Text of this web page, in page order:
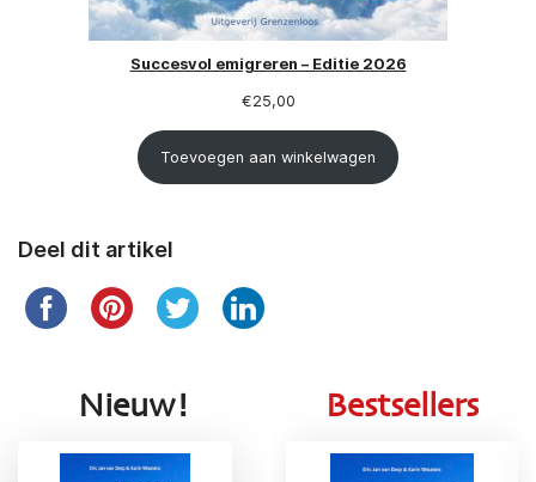
Succesvol emigreren – Editie 2026
€25,00
Toevoegen aan winkelwagen
Deel dit artikel
Nieuw! Bestsellers